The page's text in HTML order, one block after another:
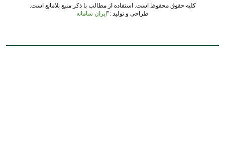
کلیه حقوق محفوظ است. استفاده از مطالب با ذکر منبع بلامانع است.
طراحی و تولید :"ایران سامانه